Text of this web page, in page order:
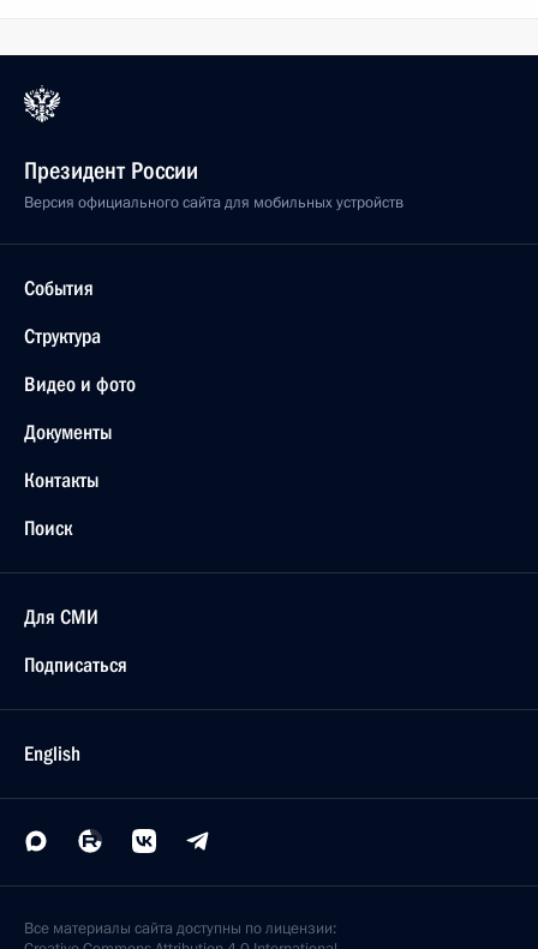
Президент России
Версия официального сайта для мобильных устройств
События
Структура
Видео и фото
Документы
Контакты
Поиск
Для СМИ
Подписаться
English
Все материалы сайта доступны по лицензии: